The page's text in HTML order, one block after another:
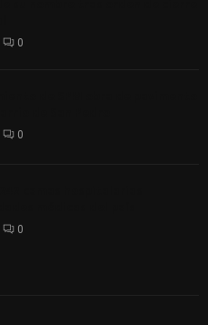
0
0
0